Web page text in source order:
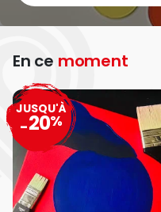
En ce moment
JUSQU'À
-20%